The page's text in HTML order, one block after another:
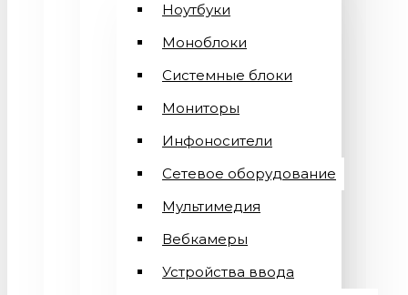
Ноутбуки
Моноблоки
Системные блоки
Мониторы
Инфоносители
Сетевое оборудование
Мультимедия
Вебкамеры
Устройства ввода